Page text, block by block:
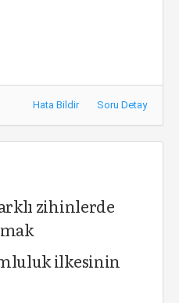
Hata Bildir Soru Detay
zihinlerde
ilkesinin